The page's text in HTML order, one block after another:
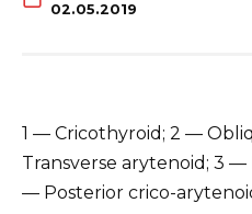
02.05.2019
1 — Cricothyroid; 2 —
Transverse arytenoid; 3
— Posterior crico-